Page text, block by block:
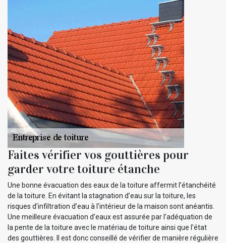
Faites vérifier vos gouttières pour
garder votre toiture étanche
Une bonne évacuation des eaux de la toiture affermit l’étanchéité
de la toiture. En évitant la stagnation d’eau sur la toiture, les
risques d’infiltration d’eau à l’intérieur de la maison sont anéantis.
Une meilleure évacuation d’eaux est assurée par l’adéquation de
la pente de la toiture avec le matériau de toiture ainsi que l’état
des gouttières. Il est donc conseillé de vérifier de manière régulière